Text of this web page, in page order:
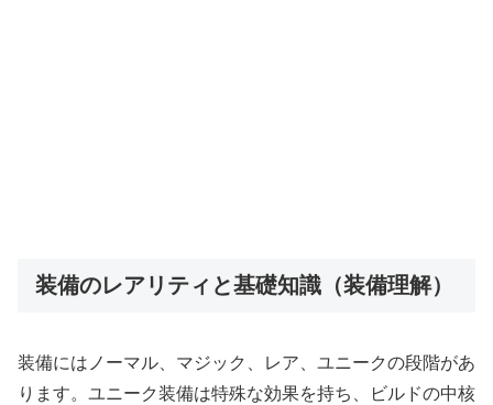
装備のレアリティと基礎知識（装備理解）
装備にはノーマル、マジック、レア、ユニークの段階があ
ります。ユニーク装備は特殊な効果を持ち、ビルドの中核